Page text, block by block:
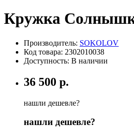
Кружка
Производитель: SOKOLOV
Код товара: 2302010038
Доступность: В наличии
36 500 р.
нашли дешевле?
нашли дешевле?